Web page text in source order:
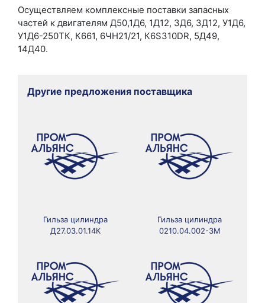
Осуществляем комплексные поставки запасных
частей к двигателям Д50,1Д6, 1Д12, 3Д6, 3Д12, У1Д6,
У1Д6-250ТК, К661, 6ЧН21/21, К6S310DR, 5Д49,
14Д40.
Другие предложения поставщика
Гильза цилиндра
Д27.03.01.14К
Гильза цилиндра
0210.04.002-3М